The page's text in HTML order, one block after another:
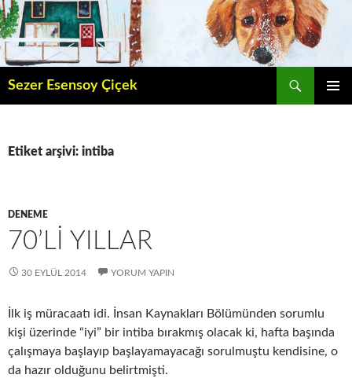
İçeriğe
atla
Sezer Esensoy Çiçek
Etiket arşivi: intiba
DENEME
70’LI YILLAR
30 EYLÜL 2014 YORUM YAPIN
İlk iş müracaatı idi. İnsan Kaynakları Bölümünden sorumlu
kişi üzerinde “iyi” bir intiba bırakmış olacak ki, hafta başında
çalışmaya başlayıp başlayamayacağı sorulmuştu kendisine, o
da hazır olduğunu belirtmişti.